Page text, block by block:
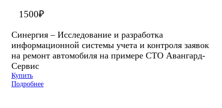
1500₽
Синергия – Исследование и разработка
информационной системы учета и контроля заявок
на ремонт автомобиля на примере СТО Авангард-
Сервис
Купить
Подробнее